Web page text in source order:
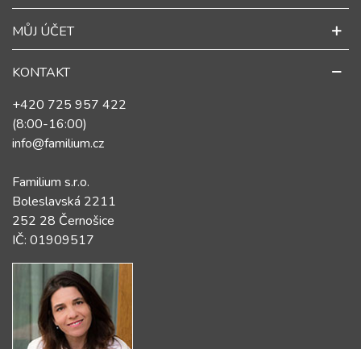
MŮJ ÚČET
KONTAKT
+420 725 957 422
(8:00-16:00)
info@familium.cz
Familium s.r.o.
Boleslavská 2211
252 28 Černošice
IČ: 01909517